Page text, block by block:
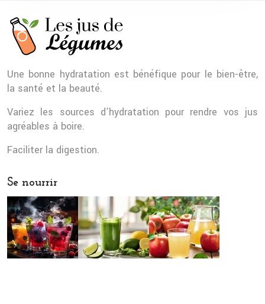
Une bonne hydratation est bénéfique pour le bien-être,
la santé et la beauté.
Variez les sources d’hydratation pour rendre vos jus
agréables à boire.
Faciliter la digestion.
Se nourrir